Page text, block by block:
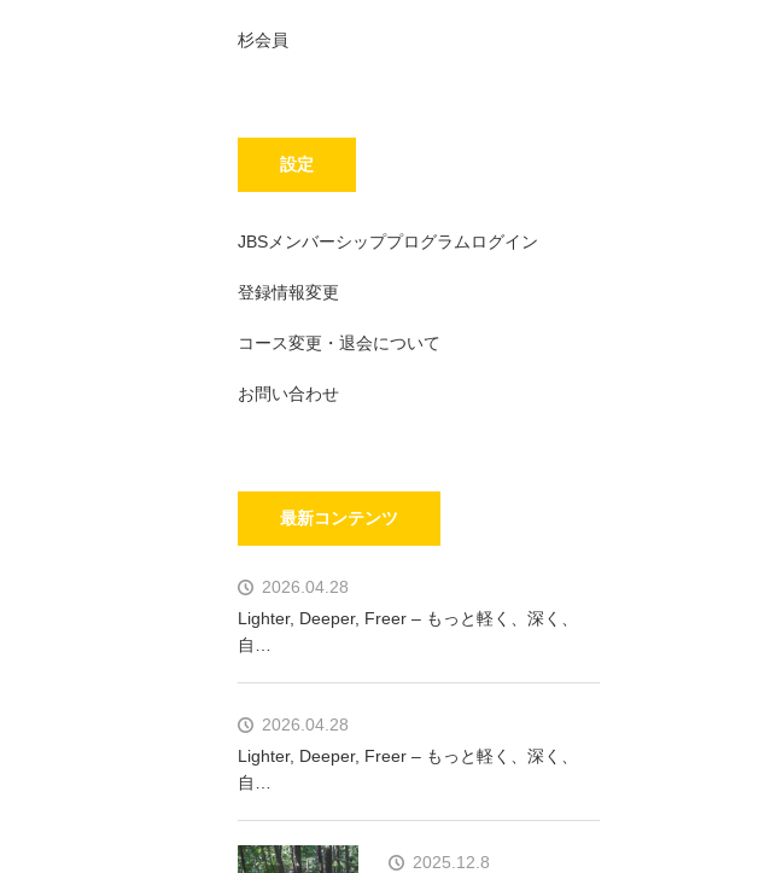
杉会員
設定
JBSメンバーシッププログラムログイン
登録情報変更
コース変更・退会について
お問い合わせ
最新コンテンツ
2026.04.28
Lighter, Deeper, Freer – もっと軽く、深く、
自…
2026.04.28
Lighter, Deeper, Freer – もっと軽く、深く、
自…
2025.12.8